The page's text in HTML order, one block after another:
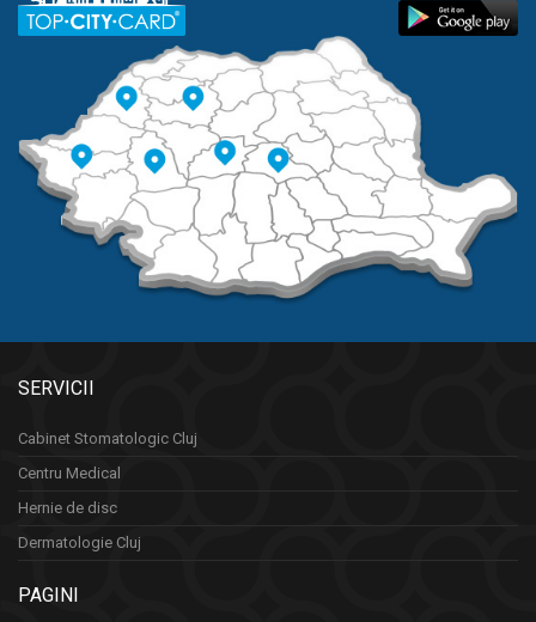
SERVICII
Cabinet Stomatologic Cluj
Centru Medical
Hernie de disc
Dermatologie Cluj
PAGINI